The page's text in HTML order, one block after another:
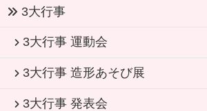
3大行事
3大行事 運動会
3大行事 造形あそび展
3大行事 発表会